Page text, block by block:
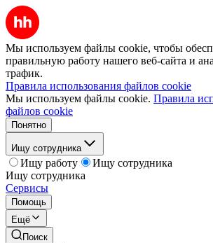
Мы используем файлы cookie, чтобы
правильную работу нашего веб-сайта и
трафик.
Правила использования файлов cookie
Мы используем файлы cookie. Правила
файлов cookie
Понятно
Ищу сотрудника
Ищу работу
Ищу сотрудника
Ищу сотрудника
Сервисы
Помощь
Ещё
Поиск